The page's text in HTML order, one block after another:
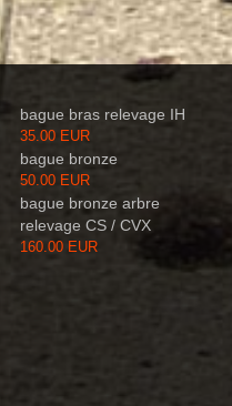
bague bras relevage IH
35.00 EUR
bague bronze
50.00 EUR
bague bronze arbre
relevage CS / CVX
160.00 EUR